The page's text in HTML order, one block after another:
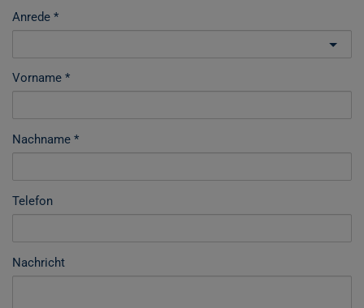
Anrede
Vorname
Nachname
Telefon
Nachricht